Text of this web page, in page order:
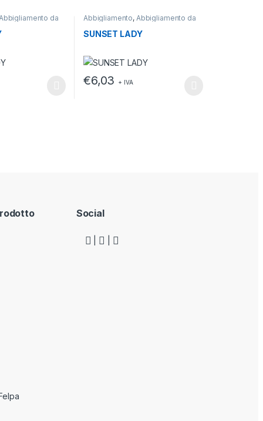
Abbigliamento da
Abbigliamento, Abbigliamento da
SUNSET LADY
€6,03 + IVA
Social